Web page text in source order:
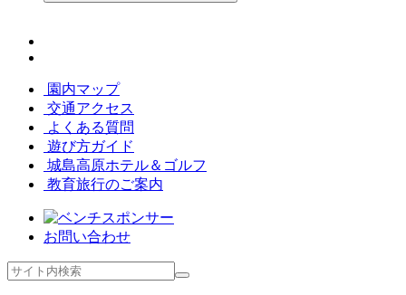
園内マップ
交通アクセス
よくある質問
遊び方ガイド
城島高原ホテル＆ゴルフ
教育旅行のご案内
お問い合わせ